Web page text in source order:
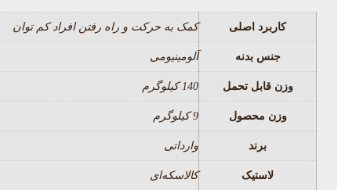
کاربرد اصلی کمک به حرکت و راه رفتن افراد کم توان
جنس بدنه آلومینیومی
وزن قابل تحمل 140 کیلوگرم
وزن محصول 9 کیلوگرم
برند وارداتی
لاستیک کالاسکه‌ای